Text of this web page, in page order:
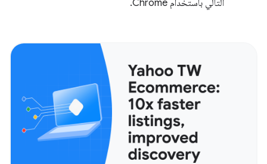
التالي باستخدام Chrome.